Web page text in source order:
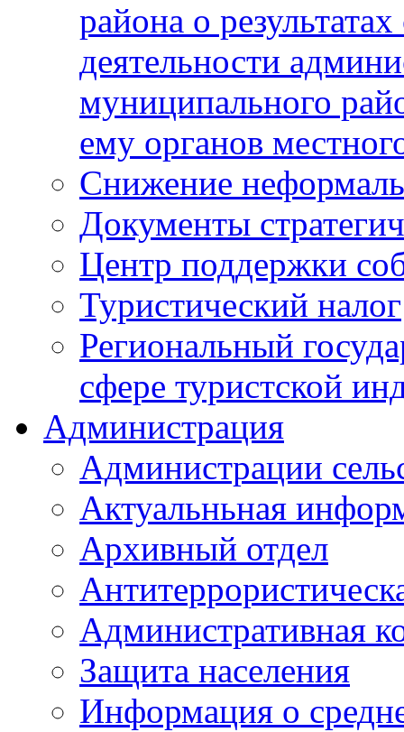
района о
деятельности
муниципального
ему органов
Снижение
Документы
Центр поддержки
Туристический налог
Региональный
сфере туристской
Администрация
Администрации
Актуальньная
Архивный отдел
Административная
Защита населения
Информация о